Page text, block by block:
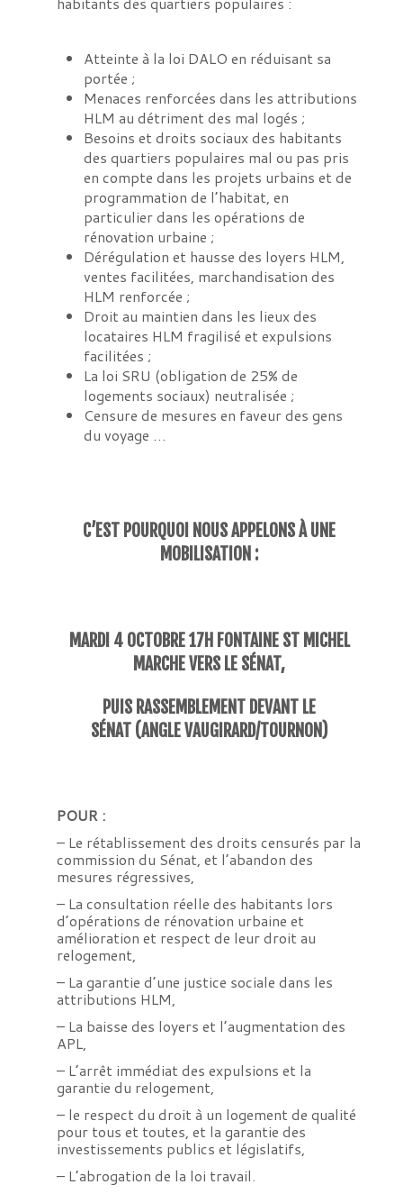
Atteinte à la loi DALO en réduisant sa
portée ;
Menaces renforcées dans les attributions
HLM au détriment des mal logés ;
Besoins et droits sociaux des habitants
des quartiers populaires mal ou pas pris
en compte dans les projets urbains et de
programmation de l’habitat, en
particulier dans les opérations de
rénovation urbaine ;
Dérégulation et hausse des loyers HLM,
ventes facilitées, marchandisation des
HLM renforcée ;
Droit au maintien dans les lieux des
locataires HLM fragilisé et expulsions
facilitées ;
La loi SRU (obligation de 25% de
logements sociaux) neutralisée ;
Censure de mesures en faveur des gens
du voyage …
C’EST POURQUOI NOUS APPELONS À UNE
MOBILISATION :
MARDI 4 OCTOBRE 17H FONTAINE ST MICHEL
MARCHE VERS LE SÉNAT,
PUIS RASSEMBLEMENT DEVANT LE
SÉNAT (ANGLE VAUGIRARD/TOURNON)
POUR :
– Le rétablissement des droits censurés par la
commission du Sénat, et l’abandon des
mesures régressives,
– La consultation réelle des habitants lors
d’opérations de rénovation urbaine et
amélioration et respect de leur droit au
relogement,
– La garantie d’une justice sociale dans les
attributions HLM,
– La baisse des loyers et l’augmentation des
APL,
– L’arrêt immédiat des expulsions et la
garantie du relogement,
– le respect du droit à un logement de qualité
pour tous et toutes, et la garantie des
investissements publics et législatifs,
– L’abrogation de la loi travail.